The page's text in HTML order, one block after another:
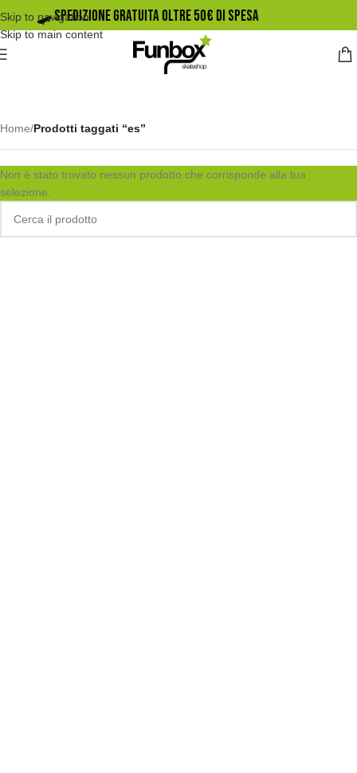
Skip to navigation
Skip to main content
🛹️ SPEDIZIONE GRATUITA OLTRE 50€ DI SPESA
Home/Prodotti taggati “es”
Non è stato trovato nessun prodotto che corrisponde alla tua
selezione.